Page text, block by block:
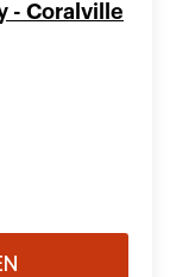
- Coralville